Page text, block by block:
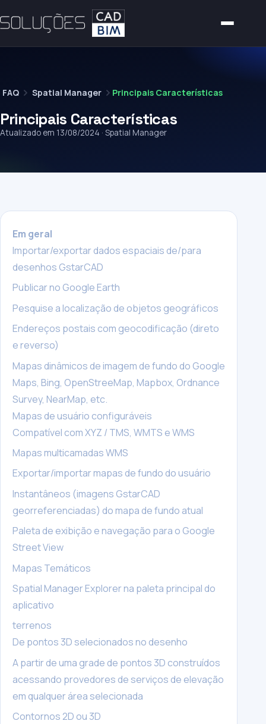
FAQ Spatial Manager Principais Características
Principais Características
Atualizado em 13/08/2024 · Spatial Manager
Em geral
Importar/exportar dados espaciais de/para
desenhos GstarCAD
Publicar no Google Earth
Pesquise a localização de objetos geográficos
Endereços postais com geocodificação (direto
e reverso)
Mapas dinâmicos de imagem de fundo do Google
Maps, Bing, OpenStreeMap, Mapbox, Ordnance
Survey, NearMap, etc.
Mapas de usuário configuráveis
Compatível com XYZ / TMS, WMTS e WMS
Mapas multicamadas WMS
Exportar/importar mapas de fundo do usuário
Instantâneos (imagens GstarCAD
georreferenciadas) do mapa de fundo atual
Paleta de exibição e navegação para o Google
Street View
Mapas Temáticos
Spatial Manager Explorer na paleta principal do
aplicativo
terrenos
De pontos 3D selecionados no desenho
A partir de uma grade de pontos 3D construídos
acessando provedores de serviços de elevação
em qualquer área selecionada
Contornos 2D ou 3D